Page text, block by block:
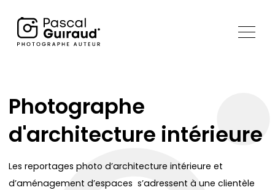
Photographe
d'architecture intérieure
Les reportages photo d’architecture intérieure et
d’aménagement d’espaces s’adressent à une clientèle